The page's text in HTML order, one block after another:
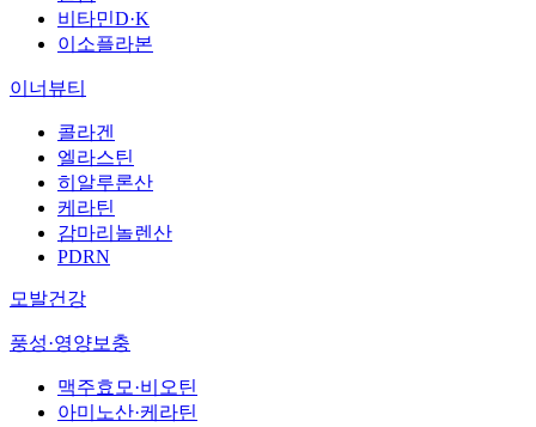
비타민D·K
이소플라본
이너뷰티
콜라겐
엘라스틴
히알루론산
케라틴
감마리놀렌산
PDRN
모발건강
풍성·영양보충
맥주효모·비오틴
아미노산·케라틴